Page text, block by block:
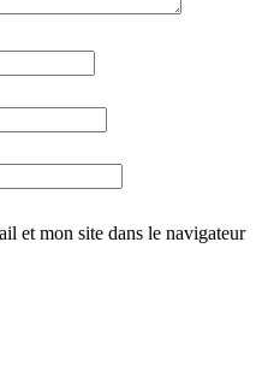
et mon site dans le navigateur